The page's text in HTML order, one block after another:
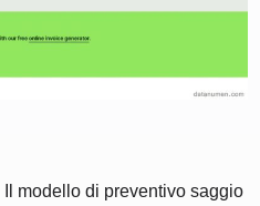
Il modello di preventivo saggio